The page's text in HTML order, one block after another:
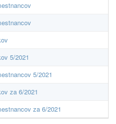
5/2021
5/2021
za 6/2021
za 6/2021